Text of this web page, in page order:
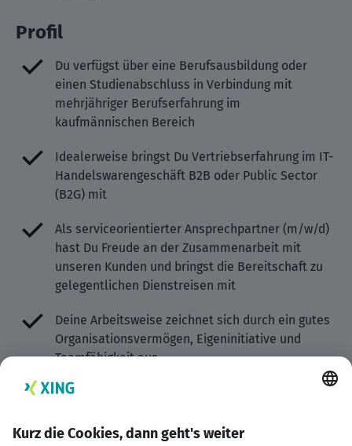
Profil
Du verfügst über eine Berufsausbildung oder
einen Studienabschluss in Verbindung mit
mehrjähriger Berufserfahrung im
kaufmännischen Bereich
Idealerweise bringst Du Vertriebserfahrung im IT-
Handelswarengeschäft B2B oder Public Sector
(B2G) mit
Als serviceorientierter Ansprechpartner (m/w/d)
hast Du Freude an der Zusammenarbeit mit
unseren Kunden und bringst die Bereitschaft zu
gelegentlichen Dienstreisen mit
Deine Arbeitsweise zeichnet sich durch ein gutes
Organisationsvermögen, Eigeninitiative und
Teamfähigkeit aus
Du besitzt Entscheidungsbereitschaft,
Selbstreflexion